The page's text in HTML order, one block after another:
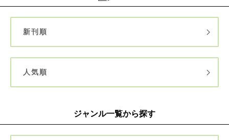
新刊順
人気順
ジャンル一覧から探す